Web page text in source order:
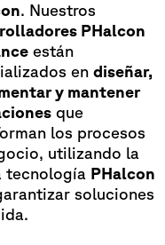
. Nuestros
PHalcon
están
en diseñar,
y mantener
que
los procesos
utilizando la
tecnología PHalcon
soluciones